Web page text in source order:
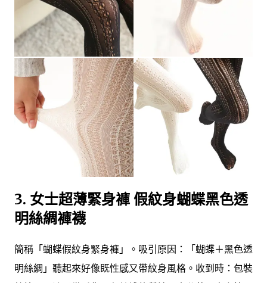
3. 女士超薄緊身褲 假紋身蝴蝶黑色透
明絲綢褲襪
簡稱「蝴蝶假紋身緊身褲」。吸引原因：「蝴蝶＋黑色透
明絲綢」聽起來好像既性感又帶紋身風格。收到時：包裝